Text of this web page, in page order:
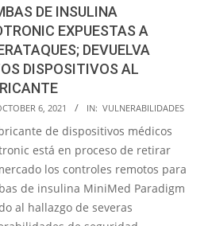
DE INSULINA
EXPUESTAS A
DEVUELVA
DISPOSITIVOS AL
6, 2021 IN: VULNERABILIDADES
de dispositivos médicos
está en proceso de retirar
los controles remotos para
de insulina MiniMed Paradigm
al hallazgo de severas